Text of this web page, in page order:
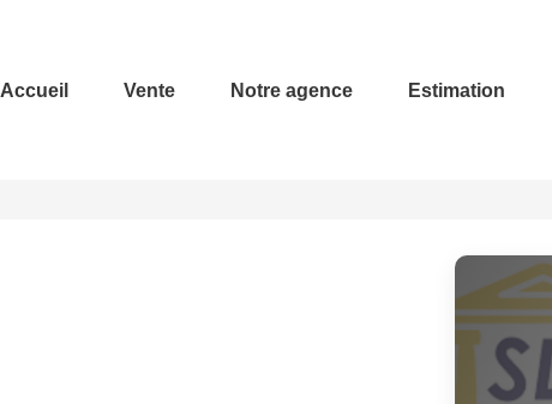
Accueil Vente Notre agence Estimation